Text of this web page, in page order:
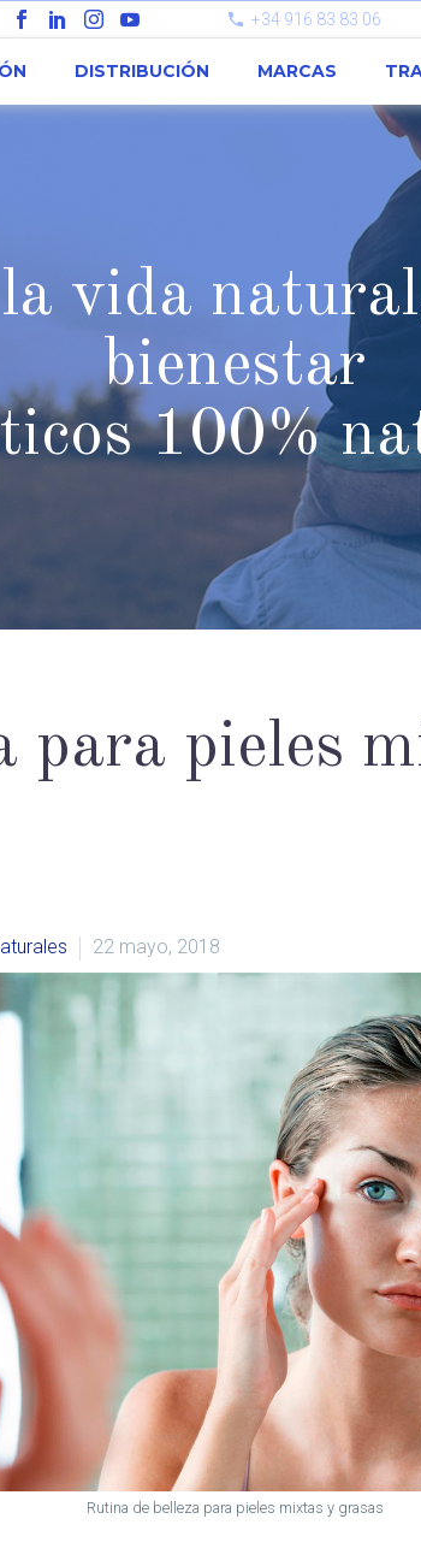
+34 916 83 83 06
DISTRIBUCIÓN MARCAS
vida
bienestar
100%
para pieles
22 mayo, 2018
Rutina de belleza para pieles mixtas y grasas